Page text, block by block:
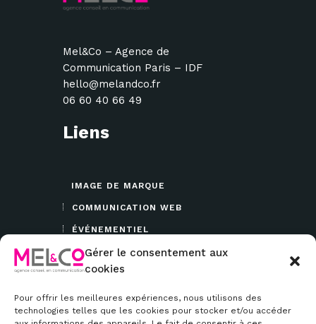
Gérer le consentement aux
cookies
Pour offrir les meilleures expériences, nous utilisons des
technologies telles que les cookies pour stocker et/ou accéder
Mel&Co – Agence de
Communication Paris – IDF
hello@melandco.fr
06 60 40 66 49
Liens
IMAGE DE MARQUE
COMMUNICATION WEB
ÉVÉNEMENTIEL
DIR COM’
BLOG
Suivez-nous